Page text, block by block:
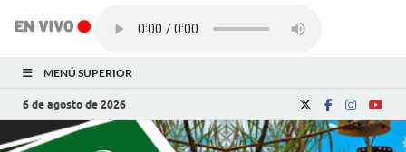
MENÚ SUPERIOR
6 de agosto de 2026